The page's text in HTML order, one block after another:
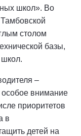
школ». Во
столом
базы,
школ.
–
внимание
приоритетов
в
детей на